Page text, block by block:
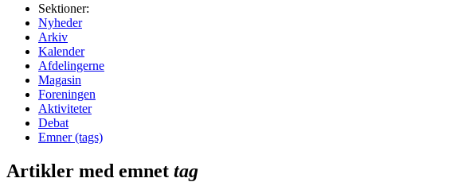
Sektioner:
Nyheder
Arkiv
Kalender
Afdelingerne
Magasin
Foreningen
Aktiviteter
Debat
Emner (tags)
Artikler med emnet tag